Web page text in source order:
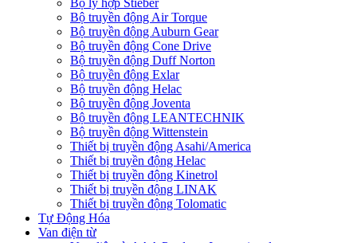
Bộ truyền động Air Torque
Bộ truyền động Auburn Gear
Bộ truyền động Cone Drive
Bộ truyền động Duff Norton
Bộ truyền động Exlar
Bộ truyền động Helac
Bộ truyền động Joventa
Bộ truyền động LEANTECHNIK
Bộ truyền động Wittenstein
Thiết bị truyền động Asahi/America
Thiết bị truyền động Helac
Thiết bị truyền động Kinetrol
Thiết bị truyền động LINAK
Thiết bị truyền động Tolomatic
Tự Động Hóa
Van điện từ